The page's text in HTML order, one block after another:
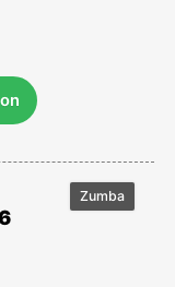
Zumba